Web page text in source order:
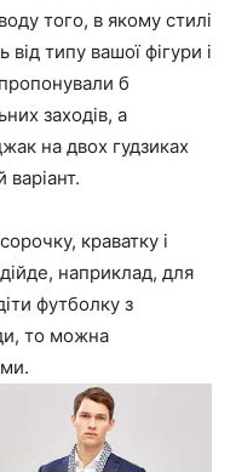
того, в якому стилі
типу вашої фігури і
б
заходів, а
на двох гудзиках
варіант.
краватку і
наприклад, для
футболку з
то можна